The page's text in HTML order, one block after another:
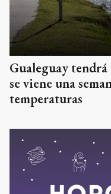
Gualeguay
se viene una
temperaturas